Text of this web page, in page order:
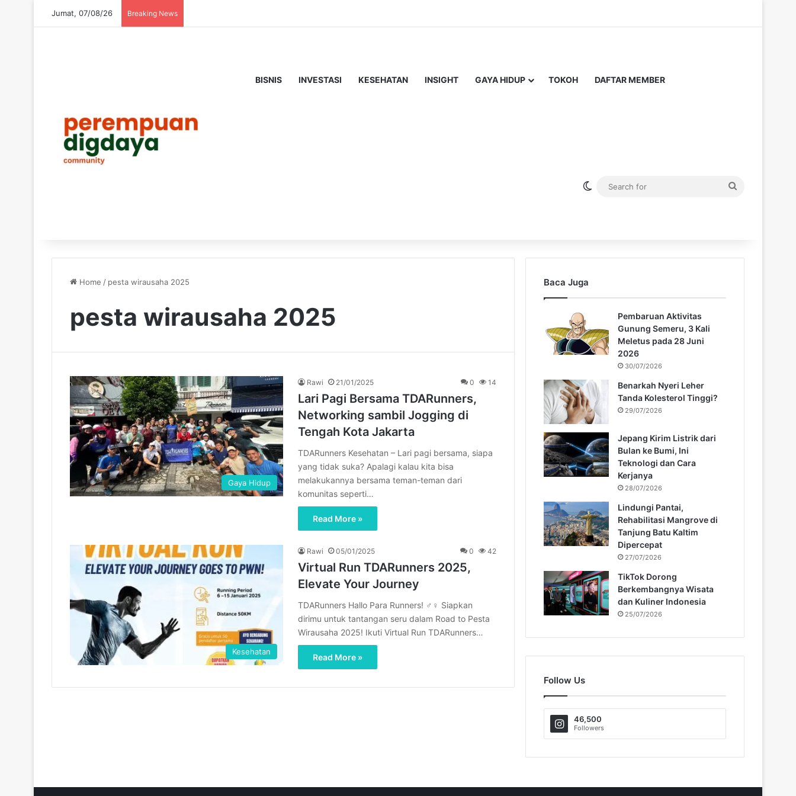
Jumat, 07/08/26 Breaking News
BISNIS INVESTASI KESEHATAN INSIGHT GAYA HIDUP TOKOH DAFTAR MEMBER
Switch skin
Home / pesta wirausaha 2025
pesta wirausaha 2025
Gaya Hidup
Rawi 21/01/2025 0 14
Lari Pagi Bersama TDARunners,
Networking sambil Jogging di
Tengah Kota Jakarta
TDARunners Kesehatan – Lari pagi bersama, siapa
yang tidak suka? Apalagi kalau kita bisa
melakukannya bersama teman-teman dari
komunitas seperti…
Read More »
Kesehatan
Rawi 05/01/2025 0 42
Virtual Run TDARunners 2025,
Elevate Your Journey
TDARunners Hallo Para Runners! ‍♂️‍♀️ Siapkan
dirimu untuk tantangan seru dalam Road to Pesta
Wirausaha 2025! Ikuti Virtual Run TDARunners…
Read More »
Baca Juga
Pembaruan Aktivitas
Gunung Semeru, 3 Kali
Meletus pada 28 Juni
2026
30/07/2026
Benarkah Nyeri Leher
Tanda Kolesterol Tinggi?
29/07/2026
Jepang Kirim Listrik dari
Bulan ke Bumi, Ini
Teknologi dan Cara
Kerjanya
28/07/2026
Lindungi Pantai,
Rehabilitasi Mangrove di
Tanjung Batu Kaltim
Dipercepat
27/07/2026
TikTok Dorong
Berkembangnya Wisata
dan Kuliner Indonesia
25/07/2026
Follow Us
46,500
Followers